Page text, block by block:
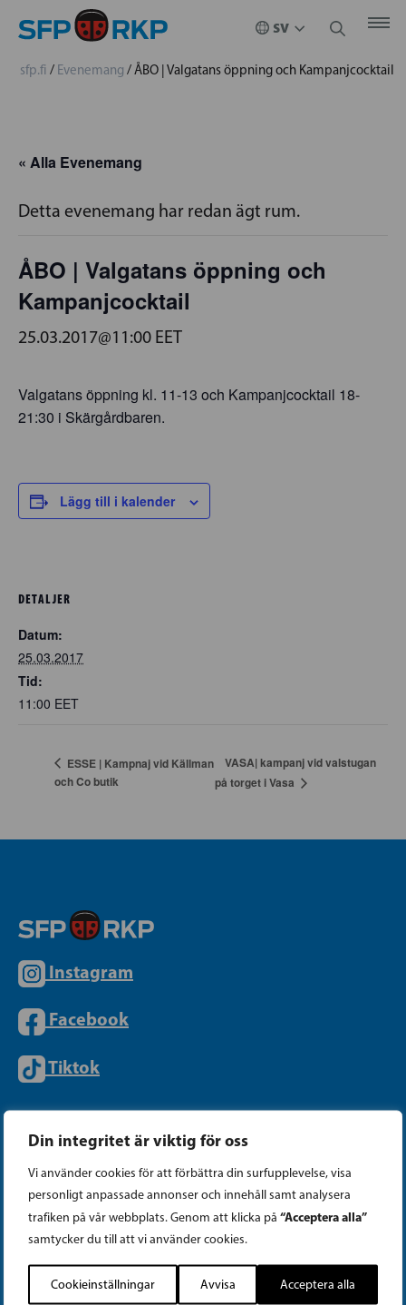
Din integritet är viktig för oss
Vi använder cookies för att förbättra din surfupplevelse, visa
personligt anpassade annonser och innehåll samt analysera
trafiken på vår webbplats. Genom att klicka på “Acceptera alla”
samtycker du till att vi använder cookies.
Cookieinställningar Avvisa Acceptera alla
sfp.fi / Evenemang /ÅBO | Valgatans öppning och Kampanjcocktail
« Alla Evenemang
Detta evenemang har redan ägt rum.
ÅBO | Valgatans öppning och
Kampanjcocktail
25.03.2017@11:00 EET
Valgatans öppning kl. 11-13 och Kampanjcocktail 18-
21:30 i Skärgårdbaren.
Lägg till i kalender
DETALJER
Datum:
25.03.2017
Tid:
11:00 EET
ESSE | Kampnaj vid Källman
och Co butik
VASA| kampanj vid valstugan
på torget i Vasa
Instagram
Facebook
Tiktok
PARTIKANSLIET
Telefon (09) 693 070
PB 430, 00101 Helsingfors
Georgsgatan 27, 00100 Helsingfors
info@sfp.fi